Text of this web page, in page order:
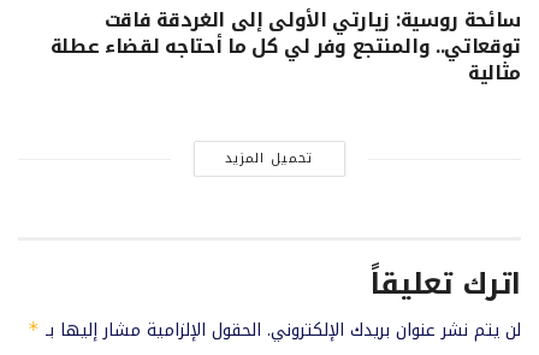
سائحة روسية: زيارتي الأولى إلى الغردقة فاقت
توقعاتي.. والمنتجع وفر لي كل ما أحتاجه لقضاء عطلة
مثالية
تحميل المزيد
اترك تعليقاً
لن يتم نشر عنوان بريدك الإلكتروني. الحقول الإلزامية مشار إليها بـ *